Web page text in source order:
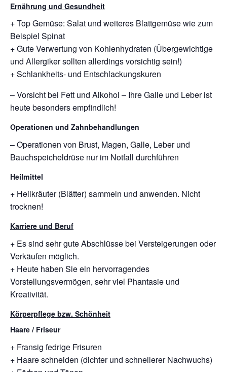
Ernährung und Gesundheit
+ Top Gemüse: Salat und weiteres Blattgemüse wie zum
Beispiel Spinat
+ Gute Verwertung von Kohlenhydraten (Übergewichtige
und Allergiker sollten allerdings vorsichtig sein!)
+ Schlankheits- und Entschlackungskuren
– Vorsicht bei Fett und Alkohol – Ihre Galle und Leber ist
heute besonders empfindlich!
Operationen und Zahnbehandlungen
– Operationen von Brust, Magen, Galle, Leber und
Bauchspeicheldrüse nur im Notfall durchführen
Heilmittel
+ Heilkräuter (Blätter) sammeln und anwenden. Nicht
trocknen!
Karriere und Beruf
+ Es sind sehr gute Abschlüsse bei Versteigerungen oder
Verkäufen möglich.
+ Heute haben Sie ein hervorragendes
Vorstellungsvermögen, sehr viel Phantasie und
Kreativität.
Körperpflege bzw. Schönheit
Haare / Friseur
+ Fransig fedrige Frisuren
+ Haare schneiden (dichter und schnellerer Nachwuchs)